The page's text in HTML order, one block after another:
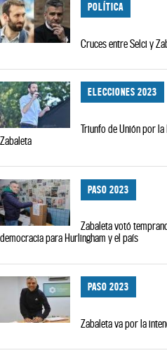
POLÍTICA
Cruces entre Selci y
ELECCIONES 2023
Triunfo de Unión por
Zabaleta
PASO 2023
Zabaleta votó
democracia para Hurlingham y el país
PASO 2023
Zabaleta va por la